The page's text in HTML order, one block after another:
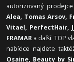
autorizovaný
Alea, Tomas Arsov,
Vitael, PerfectHair,
FRAMAR a další. TOP
nabídce najdete
Osaine, Beauty by